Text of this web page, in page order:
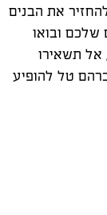
את הבנים
שלכם ובואו
אל תשאירו
טל להופיע